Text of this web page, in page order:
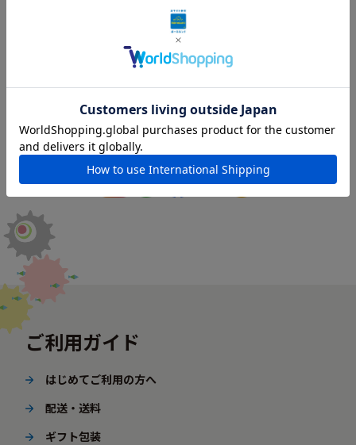
よくあるご質問 三輪車
ご利用ガイド
はじめてご利用の方へ
配送・送料
ギフト包装